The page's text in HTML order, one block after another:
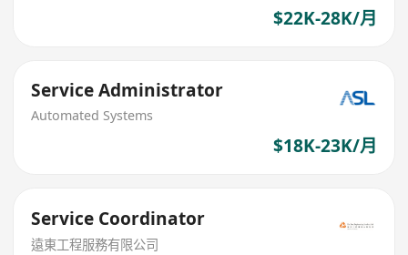
$22K-28K/月
Service Administrator
Automated Systems
$18K-23K/月
Service Coordinator
遠東工程服務有限公司